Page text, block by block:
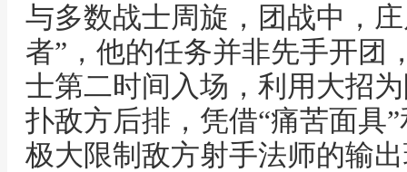
与多数战士周旋，团战中，
者”，他的任务并非先手开团
士第二时间入场，利用大招
扑敌方后排，凭借“痛苦面具
极大限制敌方射手法师的输